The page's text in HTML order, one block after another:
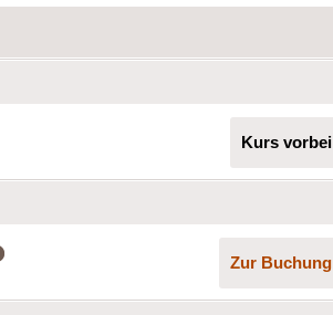
Kurs vorbei
Zur Buchung